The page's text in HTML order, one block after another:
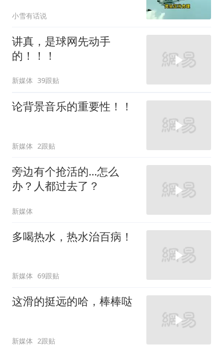
小雪有话说
讲真，是球网先动手
的！！！
新媒体 39跟贴
论背景音乐的重要性！！
新媒体 2跟贴
旁边有个抢活的…怎么
办？人都过去了？
新媒体
多喝热水，热水治百病！
新媒体 69跟贴
这滑的挺远的哈，棒棒哒
新媒体 2跟贴